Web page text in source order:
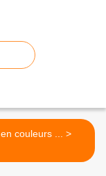
haut en couleurs ... >